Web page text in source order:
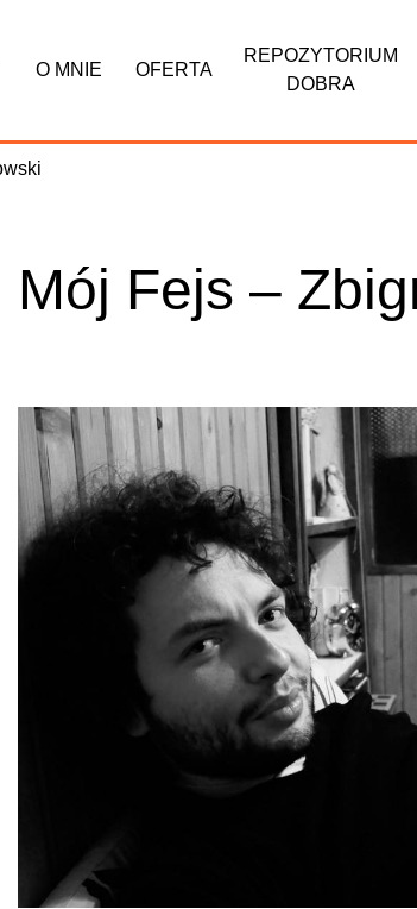
O MNIE OFERTA
REPOZYTORIUM
DOBRA
Mój Fejs –